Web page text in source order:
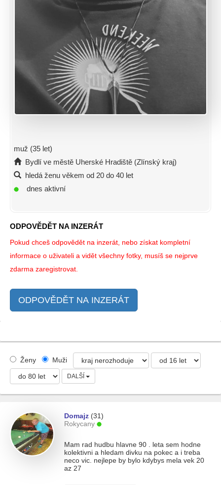
muž (35 let)
Bydlí ve městě Uherské Hradiště (Zlínský kraj)
hledá ženu věkem od 20 do 40 let
dnes aktivní
ODPOVĚDĚT NA INZERÁT
Pokud chceš odpovědět na inzerát, nebo získat kompletní
informace o uživateli a vidět všechny fotky, musíš se nejprve
zdarma zaregistrovat.
ODPOVĚDĚT NA INZERÁT
Ženy Muži
DALŠÍ
Domajz (31)
Rokycany
Mam rad hudbu hlavne 90 . leta sem hodne
kolektivni a hledam divku na pokec a i treba
neco vic. nejlepe by bylo kdybys mela vek 20
az 27